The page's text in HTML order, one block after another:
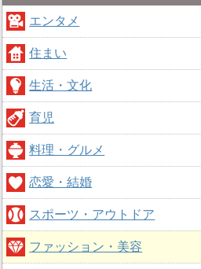
エンタメ
住まい
生活・文化
育児
料理・グルメ
恋愛・結婚
スポーツ・アウトドア
ファッション・美容